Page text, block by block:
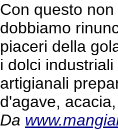
Con questo
dobbiamo
piaceri della
i dolci
artigianali
d'agave,
Da